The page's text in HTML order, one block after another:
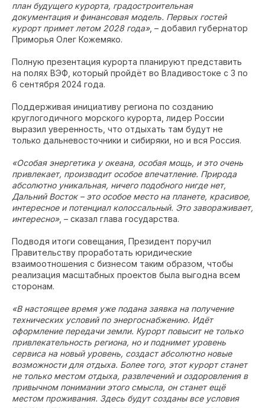
план будущего курорта, градостроительная
документация и финансовая модель. Первых гостей
курорт примет летом 2028 года», – добавил губернатор
Приморья Олег Кожемяко.
Полную презентация курорта планируют представить
на полях ВЭФ, который пройдёт во Владивостоке с 3 по
6 сентября 2024 года.
Поддерживая инициативу региона по созданию
круглогодичного морского курорта, лидер России
выразил уверенность, что отдыхать там будут не
только дальневосточники и сибиряки, но и вся Россия.
«Особая энергетика у океана, особая мощь, и это очень
привлекает, производит особое впечатление. Природа
абсолютно уникальная, ничего подобного нигде нет,
Дальний Восток – это особое место на планете, красивое,
интересное и потенциал колоссальный. Это завораживает,
интересно», – сказал глава государства.
Подводя итоги совещания, Президент поручил
Правительству проработать юридические
взаимоотношения с бизнесом таким образом, чтобы
реализация масштабных проектов была выгодна всем
сторонам.
«В настоящее время уже подана заявка на получение
технических условий по энергоснабжению. Идёт
оформление передачи земли. Курорт повысит не только
привлекательность региона, но и поднимет уровень
сервиса на новый уровень, создаст абсолютно новые
возможности для отдыха. Более того, этот курорт станет
не только местом отдыха, развлечений и оздоровления в
привычном понимании этого смысла, он станет ещё
местом проживания. Здесь будут созданы все условия